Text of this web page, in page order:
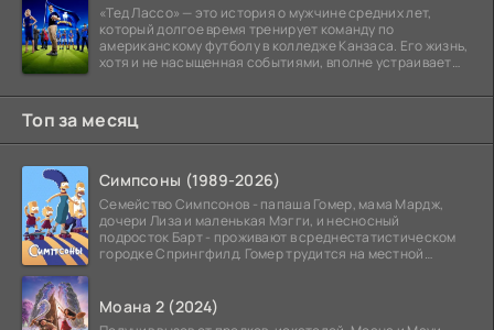
«Тед Лассо» — это история о мужчине средних лет,
который долгое время тренирует команду по
американскому футболу в колледже Канзаса. Его жизнь,
хотя и не насыщенная событиями, вполне устраивает
Топ за месяц
Симпсоны (1989-2026)
Семейство Симпсонов - папаша Гомер, мама Мардж,
дочери Лиза и маленькая Мэгги, и несносный
подросток Барт - проживают в среднестатистическом
городке Спрингфилд. Гомер трудится на местной
Моана 2 (2024)